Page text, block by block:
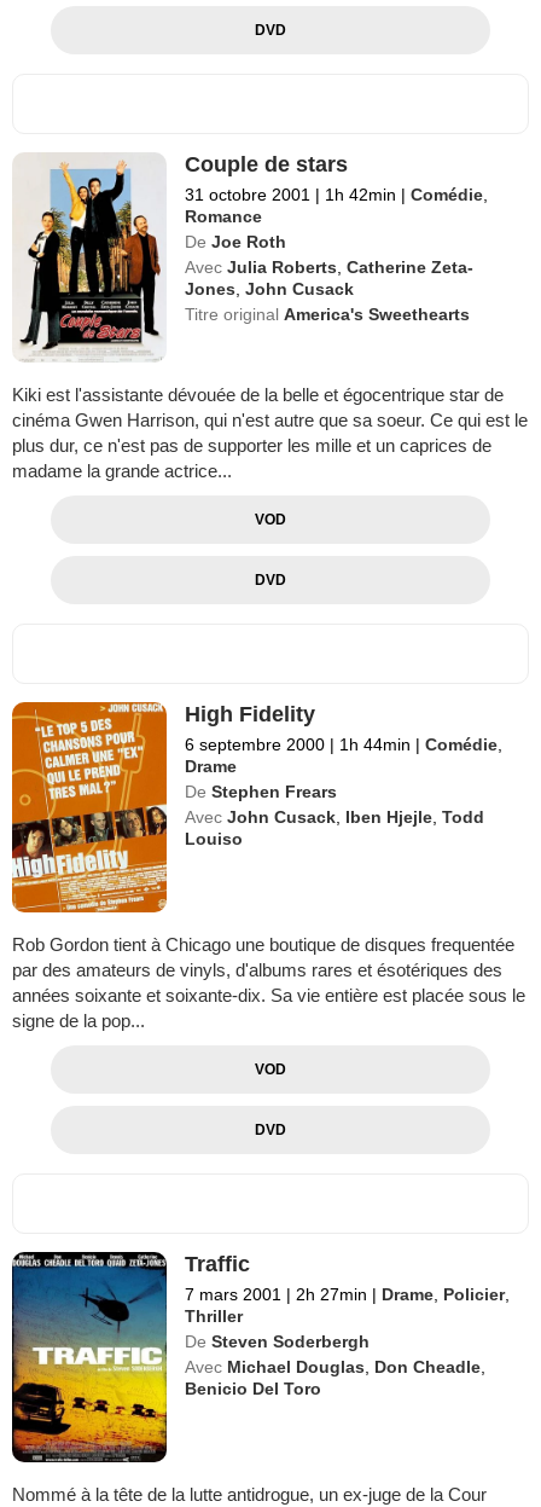
DVD
Couple de stars
31 octobre 2001 | 1h 42min | Comédie
Romance
De Joe Roth
Avec Julia Roberts ,Catherine Zeta-
Jones ,John Cusack
Titre originalAmerica's Sweethearts
Kiki est l'assistante dévouée de la belle et égocentrique star de
cinéma Gwen Harrison, qui n'est autre que sa soeur. Ce qui est le
plus dur, ce n'est pas de supporter les mille et un caprices de
madame la grande actrice...
VOD
DVD
High Fidelity
6 septembre 2000 | 1h 44min | Comédie
Drame
De Stephen Frears
Avec John Cusack Iben Hjejle ,Todd
Louiso
Rob Gordon tient à Chicago une boutique de disques frequentée
par des amateurs de vinyls, d'albums rares et ésotériques des
années soixante et soixante-dix. Sa vie entière est placée sous le
signe de la pop...
VOD
DVD
Traffic
7 mars 2001 | 2h 27min | Drame Policier,
Thriller
De Steven Soderbergh
Avec Michael Douglas Don Cheadle
Benicio Del Toro
Nommé à la tête de la lutte antidrogue, un ex-juge de la Cour